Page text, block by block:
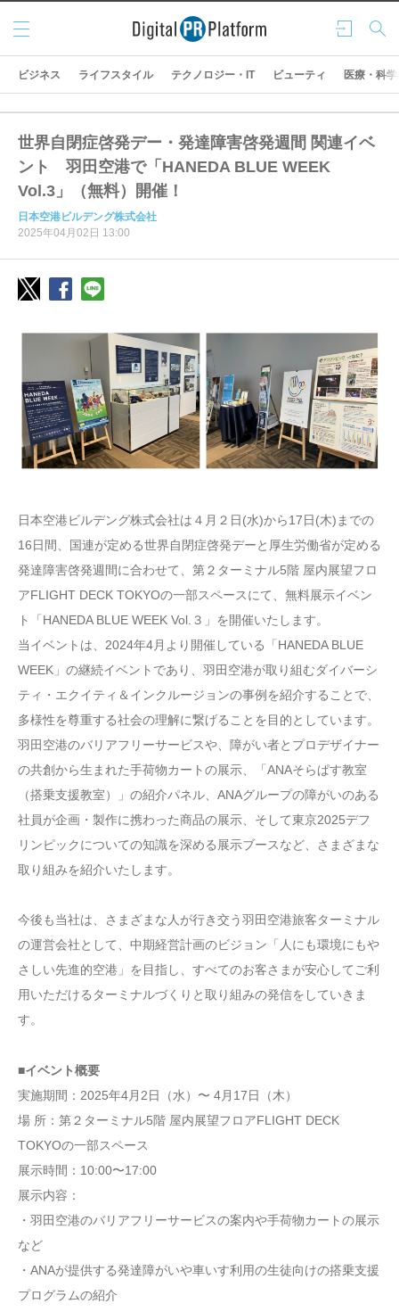
ログ
イン
検索
メニ
ュー
ビジネス ライフスタイル テクノロジー・IT ビューティ 医療・科学
世界自閉症啓発デー・発達障害啓発週間 関連イベ
ント 羽田空港で「HANEDA BLUE WEEK
Vol.3」（無料）開催！
日本空港ビルデング株式会社
2025年04月02日 13:00
日本空港ビルデング株式会社は４月２日(水)から17日(木)までの
16日間、国連が定める世界自閉症啓発デーと厚生労働省が定める
発達障害啓発週間に合わせて、第２ターミナル5階 屋内展望フロ
アFLIGHT DECK TOKYOの一部スペースにて、無料展示イベン
ト「HANEDA BLUE WEEK Vol.３」を開催いたします。
当イベントは、2024年4月より開催している「HANEDA BLUE
WEEK」の継続イベントであり、羽田空港が取り組むダイバーシ
ティ・エクイティ＆インクルージョンの事例を紹介することで、
多様性を尊重する社会の理解に繋げることを目的としています。
羽田空港のバリアフリーサービスや、障がい者とプロデザイナー
の共創から生まれた手荷物カートの展示、「ANAそらぱす教室
（搭乗支援教室）」の紹介パネル、ANAグループの障がいのある
社員が企画・製作に携わった商品の展示、そして東京2025デフ
リンピックについての知識を深める展示ブースなど、さまざまな
取り組みを紹介いたします。
今後も当社は、さまざまな人が行き交う羽田空港旅客ターミナル
の運営会社として、中期経営計画のビジョン「人にも環境にもや
さしい先進的空港」を目指し、すべてのお客さまが安心してご利
用いただけるターミナルづくりと取り組みの発信をしていきま
す。
■イベント概要
実施期間：2025年4月2日（水）〜 4月17日（木）
場 所：第２ターミナル5階 屋内展望フロアFLIGHT DECK
TOKYOの一部スペース
展示時間：10:00〜17:00
展示内容：
・羽田空港のバリアフリーサービスの案内や手荷物カートの展示
など
・ANAが提供する発達障がいや車いす利用の生徒向けの搭乗支援
プログラムの紹介